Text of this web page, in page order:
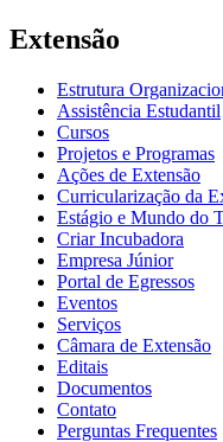
Extensão
Estrutura
Assistência Estudantil
Cursos
Projetos e Programas
Ações de Extensão
Curricularização da
Estágio e Mundo do
Criar Incubadora
Empresa Júnior
Portal de Egressos
Eventos
Serviços
Câmara de Extensão
Editais
Documentos
Contato
Perguntas Frequentes